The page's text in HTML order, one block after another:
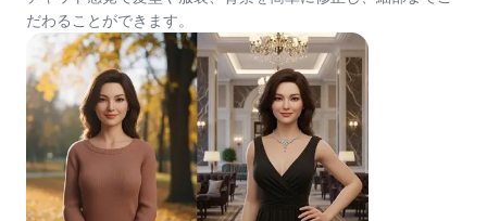
だわることができます。